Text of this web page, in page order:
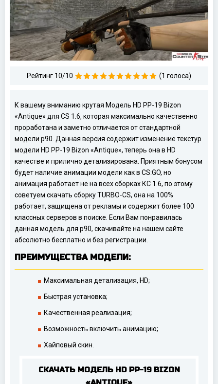
Рейтинг 10/10 (1 голоса)
К вашему вниманию крутая Модель HD PP-19 Bizon
«Antique» для CS 1.6, которая максимально качественно
проработана и заметно отличается от стандартной
модели p90. Данная версия содержит изменение текстур
модели HD PP-19 Bizon «Antique», теперь она в HD
качестве и прилично детализирована. Приятным бонусом
будет наличие анимации модели как в CS:GO, но
анимация работает не на всех сборках КС 1.6, по этому
советуем скачать сборку TURBO-CS, она на 100%
работает, защищена от рекламы и содержит более 100
классных серверов в поиске. Если Вам понравилась
данная модель для p90, скачивайте на нашем сайте
абсолютно бесплатно и без регистрации.
ПРЕИМУЩЕСТВА МОДЕЛИ:
Максимальная детализация, HD;
Быстрая установка;
Качественная реализация;
Возможность включить анимацию;
Хайповый скин.
СКАЧАТЬ МОДЕЛЬ HD PP-19 BIZON